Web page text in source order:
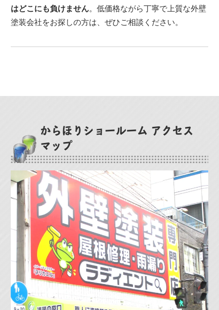
はどこにも負けません。低価格ながら丁寧で上質な外壁
塗装会社をお探しの方は、ぜひご相談ください。
からほりショールーム アクセス
マップ